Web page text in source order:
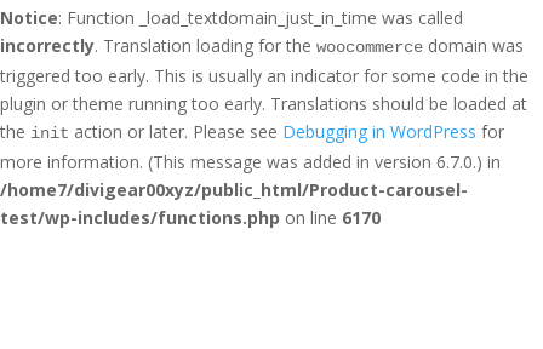
Notice: Function _load_textdomain_just_in_time was called
incorrectly. Translation loading for the woocommerce domain was
triggered too early. This is usually an indicator for some code in the
plugin or theme running too early. Translations should be loaded at
the init action or later. Please see Debugging in WordPress for
more information. (This message was added in version 6.7.0.) in
/home7/divigear00xyz/public_html/Product-carousel-
test/wp-includes/functions.php on line 6170